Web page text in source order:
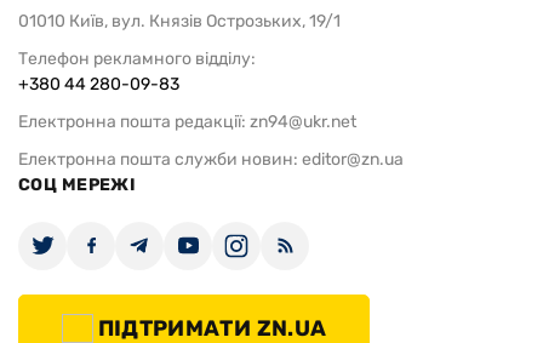
01010 Київ, вул. Князів Острозьких, 19/1
Телефон рекламного відділу:
+380 44 280-09-83
Електронна пошта редакції: zn94@ukr.net
Електронна пошта служби новин: editor@zn.ua
СОЦ МЕРЕЖІ
ПІДТРИМАТИ ZN.UA